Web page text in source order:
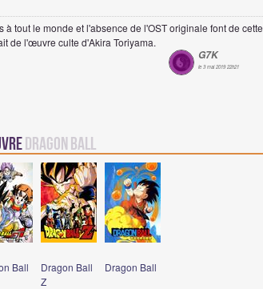
tout le monde et l'absence de l'OST originale font de cette
de l'œuvre culte d'Akira Toriyama.
G7K
le 3 mai 2019 22h21
Dragon Ball
Ball
Dragon Ball
Z
Dragon Ball